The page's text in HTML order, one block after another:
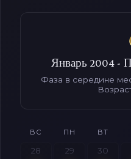
Январь 2004 -
Фаза в середине
ВС ПН ВТ
28 29 30